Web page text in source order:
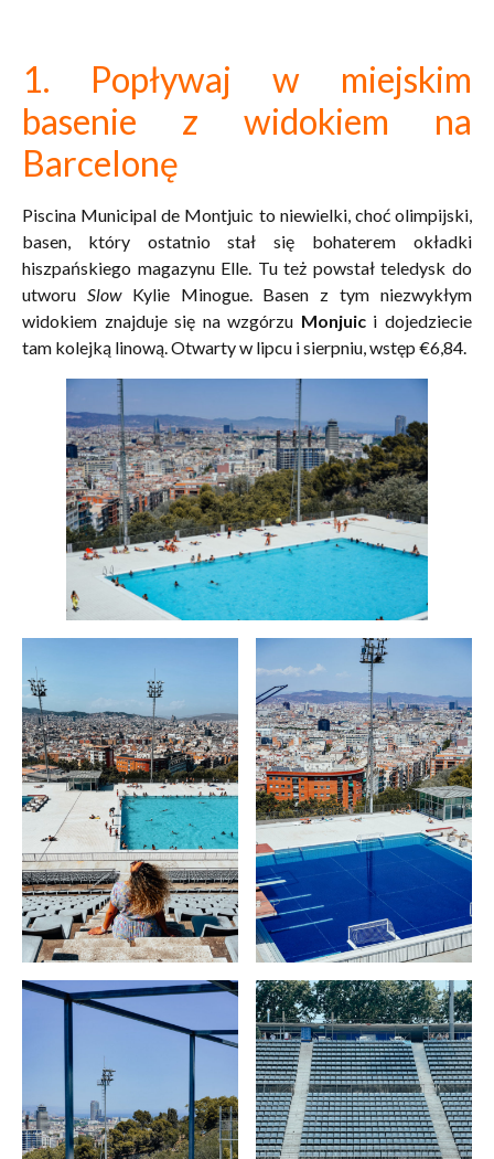
1. Popływaj w miejskim
basenie z widokiem na
Barcelonę
Piscina Municipal de Montjuic to niewielki, choć olimpijski,
basen, który ostatnio stał się bohaterem okładki
hiszpańskiego magazynu Elle. Tu też powstał teledysk do
utworu SlowKylie Minogue. Basen z tym niezwykłym
widokiem znajduje się na wzgórzu Monjuici dojedziecie
tam kolejką linową. Otwarty w lipcu i sierpniu, wstęp €‎6,84.